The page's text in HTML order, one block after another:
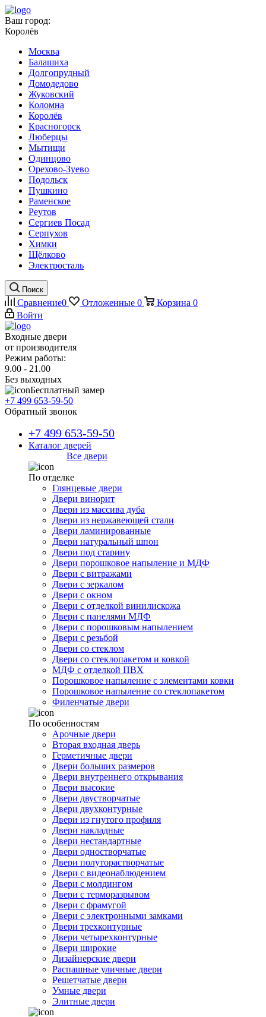
Ваш город:
Королёв
Москва
Балашиха
Долгопрудный
Домодедово
Жуковский
Коломна
Королёв
Красногорск
Люберцы
Мытищи
Одинцово
Орехово-Зуево
Подольск
Пушкино
Раменское
Реутов
Сергиев Посад
Серпухов
Химки
Щёлково
Электросталь
Поиск
Сравнение0 Отложенные 0 Корзина 0
Войти
Входные двери
от производителя
Режим работы:
9.00 - 21.00
Без выходных
Бесплатный замер
+7 499 653-59-50
Обратный звонок
+7 499 653-59-50
Каталог дверей
Все двери
По отделке
Глянцевые двери
Двери винорит
Двери из массива дуба
Двери из нержавеющей стали
Двери ламинированные
Двери натуральный шпон
Двери под старину
Двери порошковое напыление и МДФ
Двери с витражами
Двери с зеркалом
Двери с окном
Двери с отделкой винилискожа
Двери с панелями МДФ
Двери с порошковым напылением
Двери с резьбой
Двери со стеклом
Двери со стеклопакетом и ковкой
МДФ с отделкой ПВХ
Порошковое напыление с элементами ковки
Порошковое напыление со стеклопакетом
Филенчатые двери
По особенностям
Арочные двери
Вторая входная дверь
Герметичные двери
Двери больших размеров
Двери внутреннего открывания
Двери высокие
Двери двустворчатые
Двери двухконтурные
Двери из гнутого профиля
Двери накладные
Двери нестандартные
Двери одностворчатые
Двери полуторастворчатые
Двери с видеонаблюдением
Двери с молдингом
Двери с терморазрывом
Двери с фрамугой
Двери с электронными замками
Двери трехконтурные
Двери четырехконтурные
Двери широкие
Дизайнерские двери
Распашные уличные двери
Решетчатые двери
Умные двери
Элитные двери